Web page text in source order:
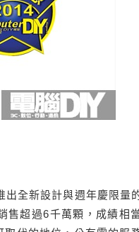
全新設計與週年慶限量
售超過6千萬顆，成績相